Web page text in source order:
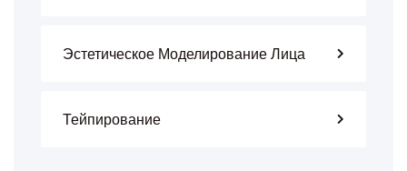
Эстетическое Моделирование Лица
Тейпирование